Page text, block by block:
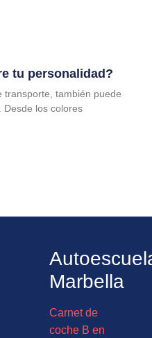
tu personalidad?
transporte, también puede
Desde los colores
Marbella
Carnet de
coche B en